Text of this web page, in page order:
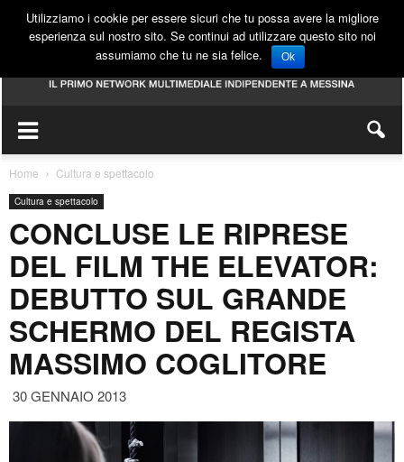
Home Cultura e spettacolo
Cultura e spettacolo
CONCLUSE LE RIPRESE
DEL FILM THE ELEVATOR:
DEBUTTO SUL GRANDE
SCHERMO DEL REGISTA
MASSIMO COGLITORE
30 GENNAIO 2013
Utilizziamo i cookie per essere sicuri che tu possa avere la migliore
esperienza sul nostro sito. Se continui ad utilizzare questo sito noi
assumiamo che tu ne sia felice.
Ok